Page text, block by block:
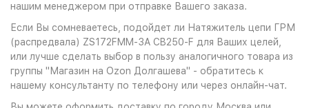
нашим менеджером при отправке Вашего заказа.
Если Вы сомневаетесь, подойдет ли Натяжитель цепи ГРМ
(распредвала) ZS172FMM-3A CB250-F для Ваших целей,
или лучше сделать выбор в пользу аналогичного товара из
группы "Магазин на Ozon Долгашева" - обратитесь к
нашему консультанту по телефону или через онлайн-чат.